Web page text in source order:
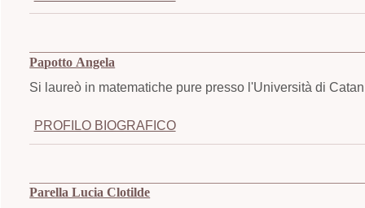
Papotto Angela
Si laureò in matematiche pure presso l'Università di
PROFILO BIOGRAFICO
Parella Lucia Clotilde